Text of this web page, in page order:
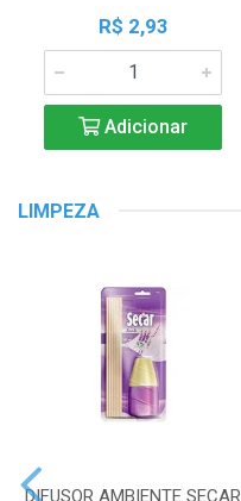
R$ 2,93
Adicionar
LIMPEZA
DIFUSOR AMBIENTE SECAR